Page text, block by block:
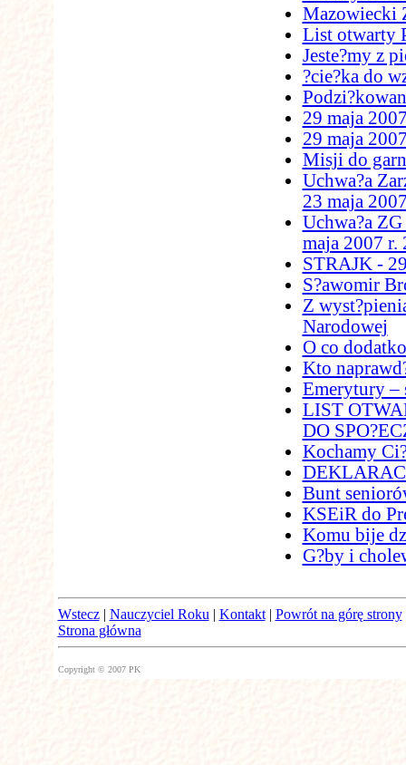
Mazowiecki
List otwarty
Jeste?my z
?cie?ka do
29 maja
29 maja
Misji do
Uchwa?a
23 maja
Uchwa?a
maja 2007 r.
STRAJK -
S?awomir
Z
Narodowej
O co
Kto
Emerytury –
LIST
DO
Kochamy
Bunt
KSEiR do
Komu bije
G?by i
Wstecz| Nauczyciel Roku | Kontakt| Powrót na górę strony
Strona główna
Copyright © 2007 PK